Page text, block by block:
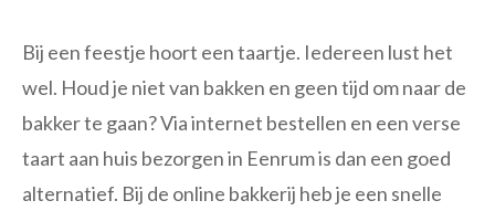
Bij een feestje hoort een taartje. Iedereen lust het
wel. Houd je niet van bakken en geen tijd om naar de
bakker te gaan? Via internet bestellen en een verse
taart aan huis bezorgen in Eenrum is dan een goed
alternatief. Bij de online bakkerij heb je een snelle